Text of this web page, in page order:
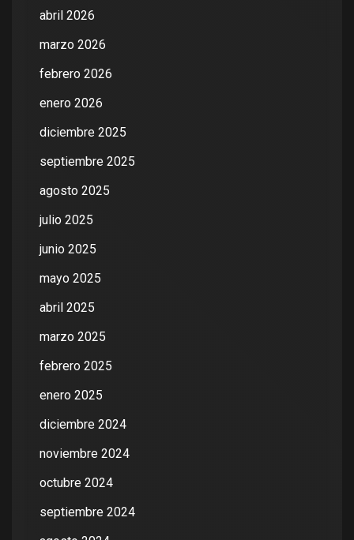
abril 2026
marzo 2026
febrero 2026
enero 2026
diciembre 2025
septiembre 2025
agosto 2025
julio 2025
junio 2025
mayo 2025
abril 2025
marzo 2025
febrero 2025
enero 2025
diciembre 2024
noviembre 2024
octubre 2024
septiembre 2024